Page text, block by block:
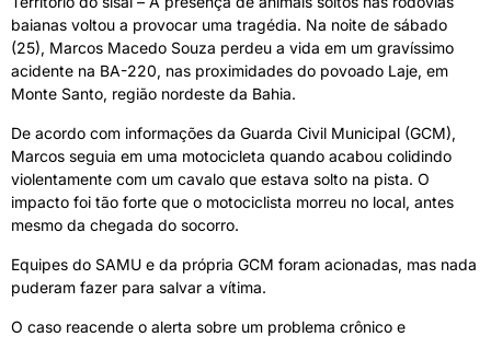
baianas voltou a provocar uma tragédia. Na noite de sábado
(25), Marcos Macedo Souza perdeu a vida em um gravíssimo
acidente na BA-220, nas proximidades do povoado Laje, em
Monte Santo, região nordeste da Bahia.
De acordo com informações da Guarda Civil Municipal (GCM),
Marcos seguia em uma motocicleta quando acabou colidindo
violentamente com um cavalo que estava solto na pista. O
impacto foi tão forte que o motociclista morreu no local, antes
mesmo da chegada do socorro.
Equipes do SAMU e da própria GCM foram acionadas, mas nada
puderam fazer para salvar a vítima.
O caso reacende o alerta sobre um problema crônico e